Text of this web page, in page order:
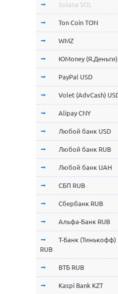
Solana SOL
Ton Coin TON
WMZ
ЮMoney (Я.Деньги)
PayPal USD
Volet (AdvCash)
Alipay CNY
Любой банк USD
Любой банк RUB
Любой банк UAH
СБП RUB
Сбербанк RUB
Альфа-Банк RUB
Т-Банк (Тинькофф)
RUB
ВТБ RUB
Kaspi Bank KZT